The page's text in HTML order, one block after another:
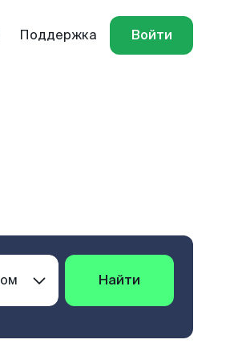
Поддержка Войти
Найти